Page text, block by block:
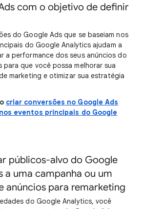
com o objetivo de definir
do Google Ads que se baseiam nos
do Google Analytics ajudam a
a performance dos seus anúncios do
para que você possa melhorar sua
marketing e otimizar sua estratégia
criar conversões no Google Ads
eventos principais do Google
públicos-alvo do Google
a uma campanha ou um
anúncios para remarketing
do Google Analytics, você